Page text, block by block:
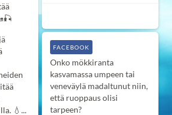
💧...
Onko mökkiranta
kasvamassa umpeen tai
veneväylä madaltunut niin,
että ruoppaus olisi
tarpeen?
FACEBOOK